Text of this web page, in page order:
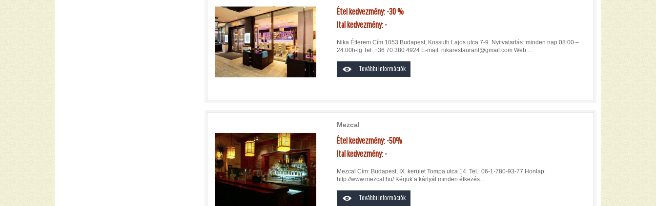
Étel kedvezmény: -30 %
Ital kedvezmény: -
Nika Étterem Cím:1053 Budapest, Kossuth Lajos utca 7-9. Nyitvatartás: minden nap 08:00 –
24:00h-ig Tel: +36 70 380 4924 E-mail: nikarestaurant@gmail.com Web:...
További Információk
Mezcal
Étel kedvezmény: -50%
Ital kedvezmény: -
Mezcal Cím: Budapest, IX. kerület Tompa utca 14. Tel.: 06-1-780-93-77 Honlap:
http://www.mezcal.hu/ Kérjük a kártyát minden étkezés...
További Információk